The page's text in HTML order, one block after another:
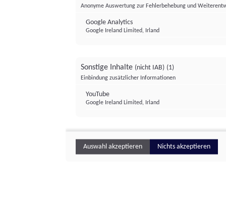
Anonyme Auswertung zur Fehlerbehebung und
Google Analytics
Google Ireland Limited, Irland
Sonstige Inhalte (nicht IAB) (1)
Einbindung zusätzlicher Informationen
YouTube
Google Ireland Limited, Irland
Auswahl akzeptieren Nichts akzeptieren